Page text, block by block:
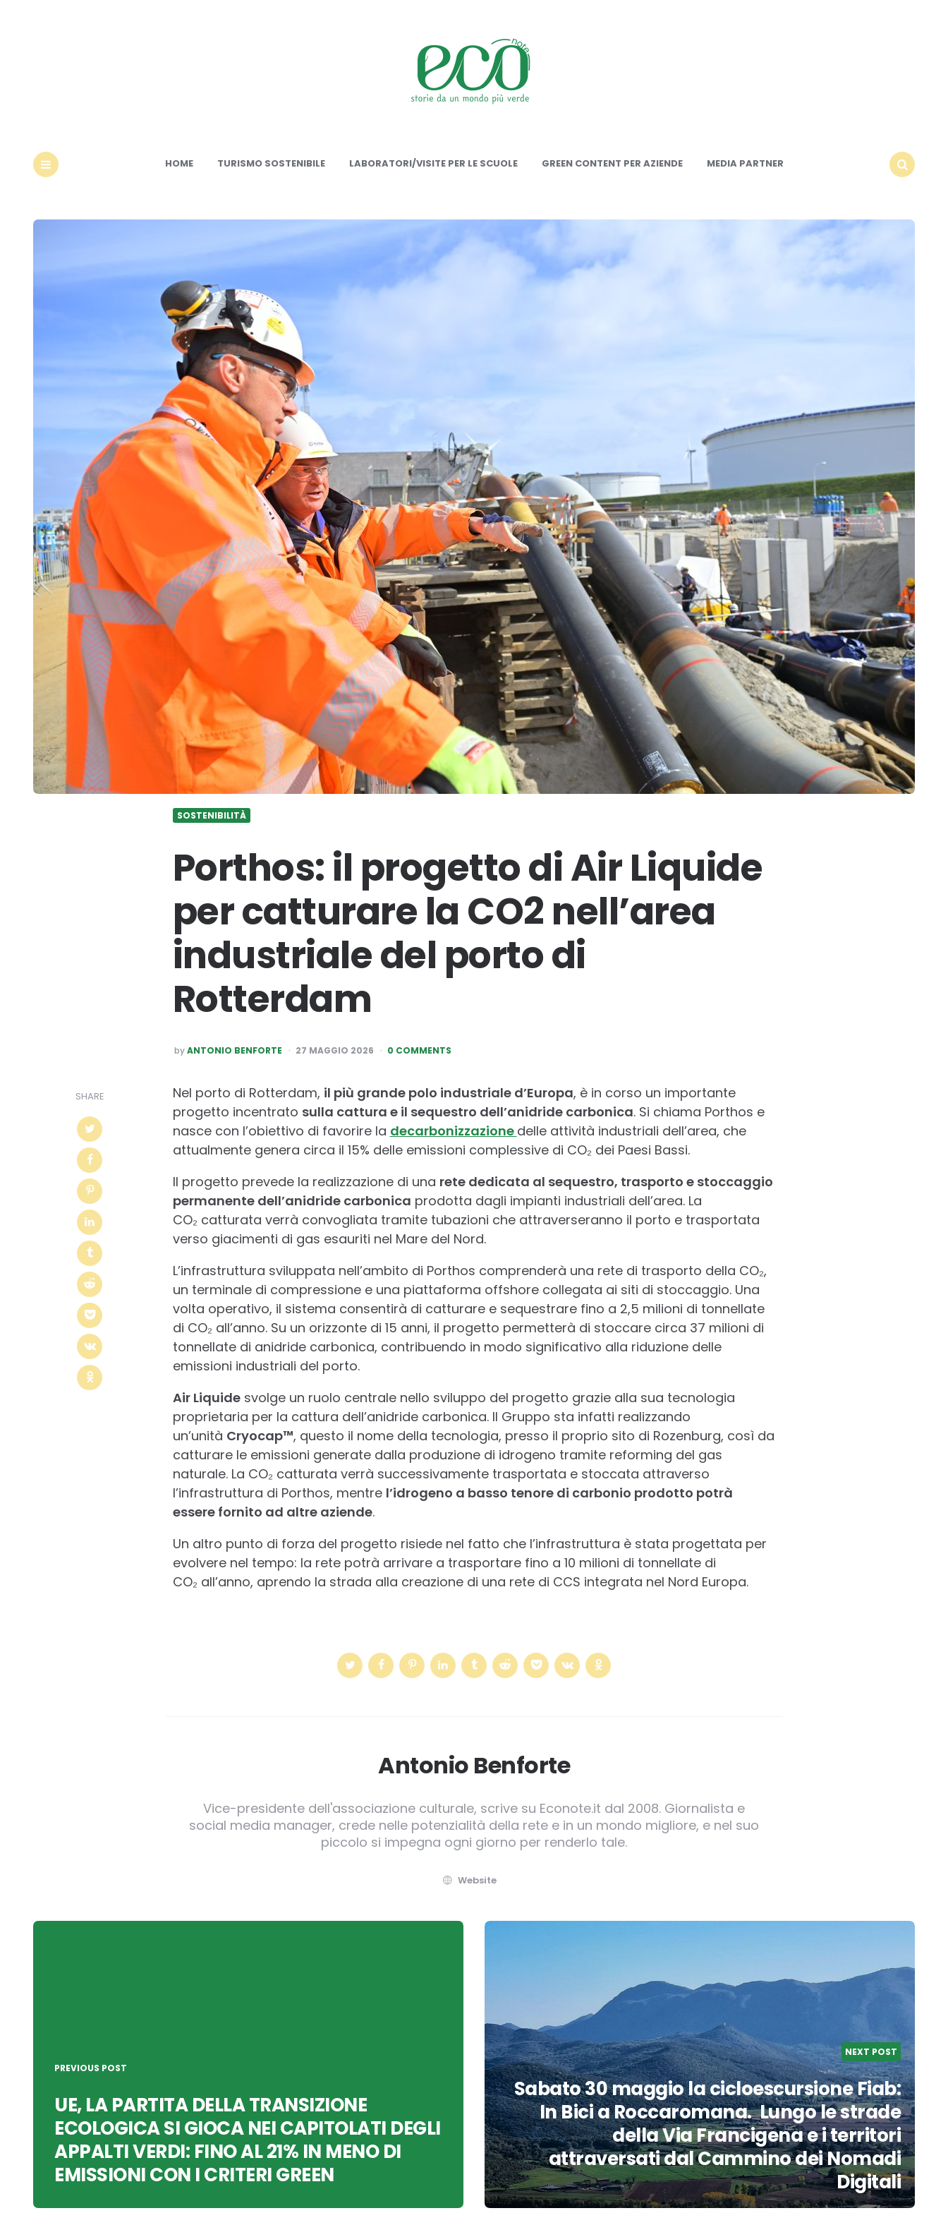
HOME TURISMO SOSTENIBILE LABORATORI/VISITE PER LE SCUOLE GREEN CONTENT PER AZIENDE
MEDIA PARTNER
SOSTENIBILITÀ
Porthos: il progetto di Air Liquide
per catturare la CO2 nell’area
industriale del porto di
Rotterdam
POSTED
BY
by ANTONIO BENFORTE 27 MAGGIO 2026 0 COMMENTS
SHARE Nel porto di Rotterdam, il più grande polo industriale d’Europa, è in corso un importante
progetto incentrato sulla cattura e il sequestro dell’anidride carbonica. Si chiama Porthos e
nasce con l’obiettivo di favorire la decarbonizzazione delle attività industriali dell’area, che
attualmente genera circa il 15% delle emissioni complessive di CO₂ dei Paesi Bassi.
Il progetto prevede la realizzazione di una rete dedicata al sequestro, trasporto e stoccaggio
permanente dell’anidride carbonica prodotta dagli impianti industriali dell’area. La
CO₂ catturata verrà convogliata tramite tubazioni che attraverseranno il porto e trasportata
verso giacimenti di gas esauriti nel Mare del Nord.
L’infrastruttura sviluppata nell’ambito di Porthos comprenderà una rete di trasporto della CO₂,
un terminale di compressione e una piattaforma offshore collegata ai siti di stoccaggio. Una
volta operativo, il sistema consentirà di catturare e sequestrare fino a 2,5 milioni di tonnellate
di CO₂ all’anno. Su un orizzonte di 15 anni, il progetto permetterà di stoccare circa 37 milioni di
tonnellate di anidride carbonica, contribuendo in modo significativo alla riduzione delle
emissioni industriali del porto.
Air Liquidesvolge un ruolo centrale nello sviluppo del progetto grazie alla sua tecnologia
proprietaria per la cattura dell’anidride carbonica. Il Gruppo sta infatti realizzando
un’unità Cryocap™, questo il nome della tecnologia, presso il proprio sito di Rozenburg, così da
catturare le emissioni generate dalla produzione di idrogeno tramite reforming del gas
naturale. La CO₂ catturata verrà successivamente trasportata e stoccata attraverso
l’infrastruttura di Porthos, mentre l’idrogeno a basso tenore di carbonio prodotto potrà
essere fornito ad altre aziende.
Un altro punto di forza del progetto risiede nel fatto che l’infrastruttura è stata progettata per
evolvere nel tempo: la rete potrà arrivare a trasportare fino a 10 milioni di tonnellate di
CO₂ all’anno, aprendo la strada alla creazione di una rete di CCS integrata nel Nord Europa.
Antonio Benforte
Vice-presidente dell'associazione culturale, scrive su Econote.it dal 2008. Giornalista e
social media manager, crede nelle potenzialità della rete e in un mondo migliore, e nel suo
piccolo si impegna ogni giorno per renderlo tale.
Website
Post
PREVIOUS POST
UE, LA PARTITA DELLA TRANSIZIONE
ECOLOGICA SI GIOCA NEI CAPITOLATI DEGLI
APPALTI VERDI: FINO AL 21% IN MENO DI
EMISSIONI CON I CRITERI GREEN
NEXT POST
Sabato 30 maggio la cicloescursione Fiab:
In Bici a Roccaromana. Lungo le strade
della Via Francigena e i territori
attraversati dal Cammino dei Nomadi
Digitali